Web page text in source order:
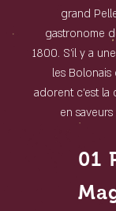
grand
gastronome
1800. S'il y a
les
adorent c'est la
en
01